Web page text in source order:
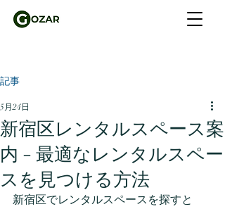
記事
新宿区レンタルスペース案
内 - 最適なレンタルスペー
スを見つける方法
5月24日
新宿区でレンタルスペースを探すと